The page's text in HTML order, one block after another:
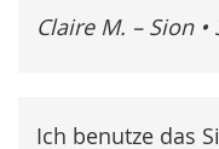
Claire M. – Sion •
Ich benutze das